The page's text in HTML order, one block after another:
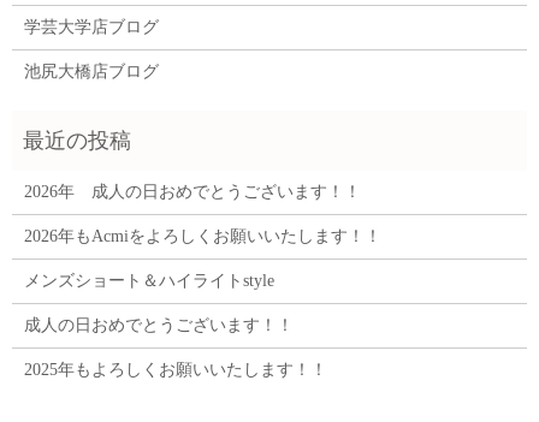
学芸大学店ブログ
池尻大橋店ブログ
2026年 成人の日おめでとうございます！！
2026年もAcmiをよろしくお願いいたします！！
メンズショート＆ハイライトstyle
成人の日おめでとうございます！！
2025年もよろしくお願いいたします！！